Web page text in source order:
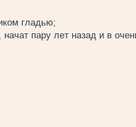
гладью;
пару лет назад и в